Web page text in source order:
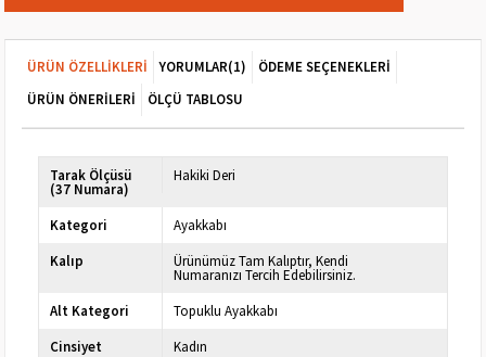
ÜRÜN ÖZELLIKLERI YORUMLAR(1)
ÖDEME SEÇENEKLERI
ÜRÜN ÖNERILERI
ÖLÇÜ TABLOSU
Tarak Ölçüsü
(37 Numara)
Hakiki Deri
Kategori
Ayakkabı
Kalıp
Ürünümüz Tam Kalıptır, Kendi
Numaranızı Tercih Edebilirsiniz.
Alt Kategori
Topuklu Ayakkabı
Cinsiyet
Kadın